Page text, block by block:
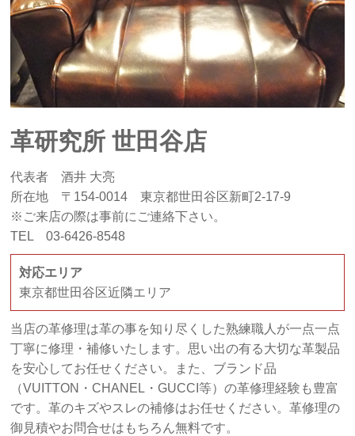
革研究所 世田谷店
代表者 酒井 大亮
所在地 〒154-0014 東京都世田谷区新町2-17-9
※ご来店の際は事前にご連絡下さい。
TEL 03-6426-8548
対応エリア
東京都世田谷区近隣エリア
当店の革修理は革の事を知り尽くした熟練職人が一点一点
丁寧に修理・補修いたします。思い出の有る大切な革製品
を安心してお任せください。また、ブランド品
（VUITTON・CHANEL・GUCCI等）の革修理経験も豊富
です。革のキズやスレの補修はお任せください。革修理の
御見積やお問合せはもちろん無料です。